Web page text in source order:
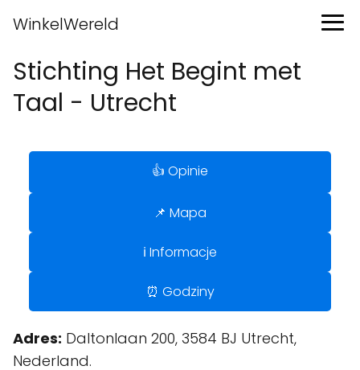
WinkelWereld
Stichting Het Begint met
Taal - Utrecht
👍 Opinie
📌 Mapa
ℹ️ Informacje
⏰ Godziny
Adres: Daltonlaan 200, 3584 BJ Utrecht,
Nederland.